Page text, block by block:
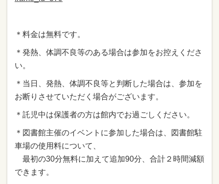
＊料金は無料です。
＊発熱、体調不良等のある場合は参加をお控えくださ
い。
＊当日、発熱、体調不良等と判断した場合は、参加を
お断りさせていただく場合がございます。
＊託児中は保護者の方は館内でお過ごしください。
＊図書館主催のイベントに参加した場合は、図書館駐
車場の使用料について、
最初の30分無料に加えて追加90分、合計２時間減額
できます。